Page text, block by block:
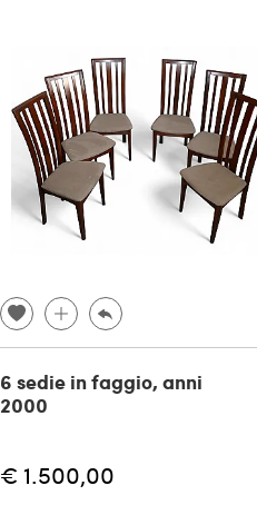
6 sedie in faggio, anni
2000
€ 1.500,00